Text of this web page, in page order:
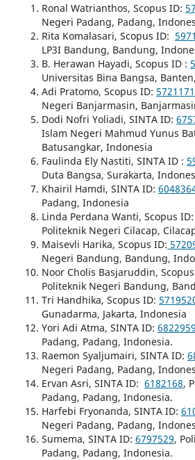
Ronal Watrianthos, Scopus ID:
Negeri Padang, Padang,
Rita Komalasari, Scopus ID:
LP3I Bandung, Bandung,
B. Herawan Hayadi, Scopus ID :
Universitas Bina Bangsa,
Adi Pratomo, Scopus ID:
Negeri Banjarmasin,
Dodi Nofri Yoliadi, SINTA ID:
Islam Negeri Mahmud Yunus
Batusangkar, Indonesia
Faulinda Ely Nastiti, SINTA ID :
Duta Bangsa, Surakarta,
Khairil Hamdi, SINTA ID:
Padang, Indonesia
Linda Perdana Wanti, Scopus ID:
Politeknik Negeri Cilacap,
Maisevli Harika, Scopus ID:
Negeri Bandung, Bandung,
Noor Cholis Basjaruddin,
Politeknik Negeri Bandung,
Tri Handhika, Scopus ID:
Gunadarma, Jakarta, Indonesia
Yori Adi Atma, SINTA ID: 6822959
Padang, Padang, Indonesia.
Raemon Syaljumairi, SINTA ID:
Negeri Padang, Padang,
Ervan Asri, SINTA ID: 6182168,
Padang, Padang, Indonesia.
Harfebi Fryonanda, SINTA ID:
Negeri Padang, Padang,
Sumema, SINTA ID: 6797529,
Padang, Padang, Indonesia.